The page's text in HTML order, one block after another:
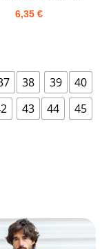
6,35 €
38 39
40
43 44
45